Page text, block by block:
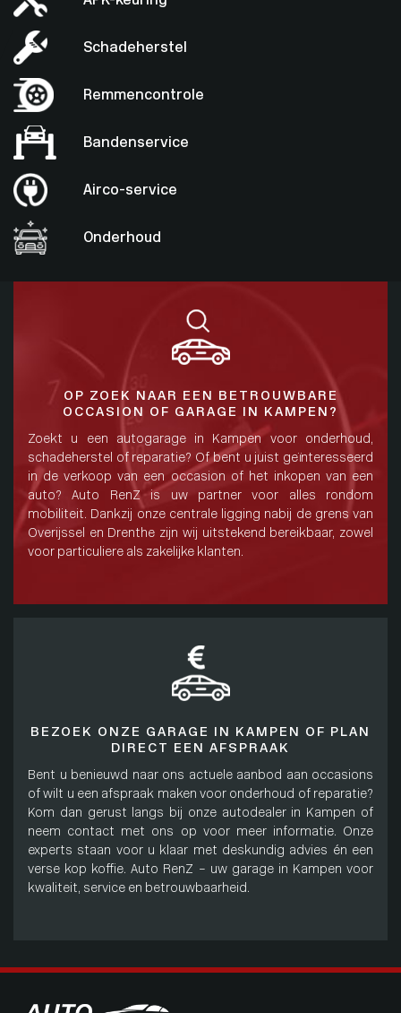
Schadeherstel
Remmencontrole
Bandenservice
Airco-service
Onderhoud
OP ZOEK NAAR EEN BETROUWBARE
OCCASION OF GARAGE IN KAMPEN?
Zoekt u een autogarage in Kampen voor onderhoud,
schadeherstel of reparatie? Of bent u juist geïnteresseerd
in de verkoop van een occasion of het inkopen van een
auto? Auto RenZ is uw partner voor alles rondom
mobiliteit. Dankzij onze centrale ligging nabij de grens van
Overijssel en Drenthe zijn wij uitstekend bereikbaar, zowel
voor particuliere als zakelijke klanten.
BEZOEK ONZE GARAGE IN KAMPEN OF PLAN
DIRECT EEN AFSPRAAK
Bent u benieuwd naar ons actuele aanbod aan occasions
of wilt u een afspraak maken voor onderhoud of reparatie?
Kom dan gerust langs bij onze autodealer in Kampen of
neem contact met ons op voor meer informatie. Onze
experts staan voor u klaar met deskundig advies én een
verse kop koffie. Auto RenZ – uw garage in Kampen voor
kwaliteit, service en betrouwbaarheid.